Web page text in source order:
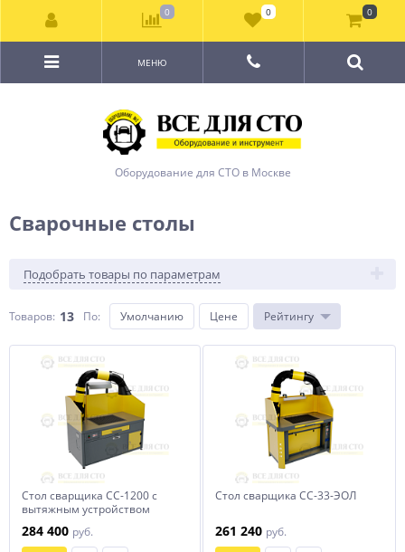
Оборудование для СТО в Москве
МЕНЮ
Сварочные столы
Подобрать товары по параметрам
Товаров: 13 По: Умолчанию Цене Рейтингу
Стол сварщика СС-1200 с
вытяжным устройством
284 400 руб.
Стол сварщика СС-33-ЭОЛ
261 240 руб.
0 0 0